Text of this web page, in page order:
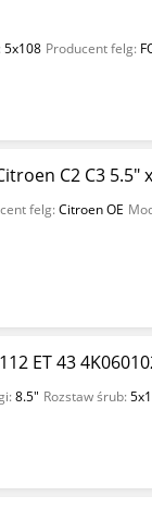
5x108 Producent felg:
C2 C3 5.5" x
felg:Citroen OE
ET 43
8.5" Rozstaw śrub: